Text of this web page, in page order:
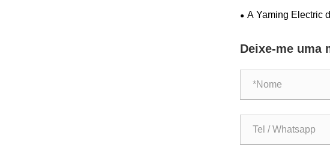
desempenho e em
A Yaming Electric
Deixe-me uma